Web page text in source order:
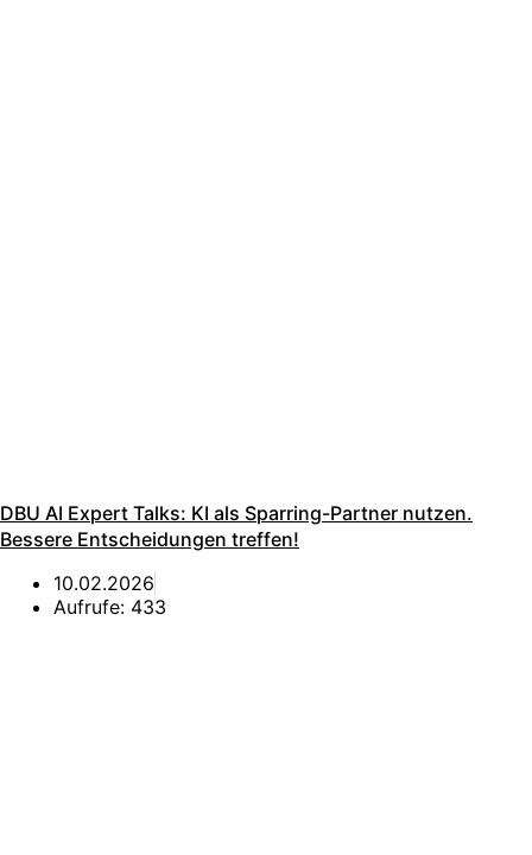
DBU AI Expert Talks: KI als Sparring-Partner nutzen.
Bessere Entscheidungen treffen!
10.02.2026
Aufrufe: 433